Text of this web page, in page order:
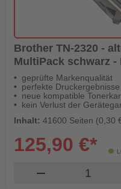
Brother TN-2320 -
MultiPack schwarz
geprüfte Markenqualität
perfekte Druckergebnisse
neue kompatible
kein Verlust der
Inhalt: 41600 Seiten (0,30
125,90 €*
remove Produkt